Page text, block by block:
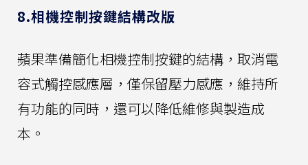
8.相機控制按鍵結構改版
蘋果準備簡化相機控制按鍵的結構，取消電
容式觸控感應層，僅保留壓力感應，維持所
有功能的同時，還可以降低維修與製造成
本。